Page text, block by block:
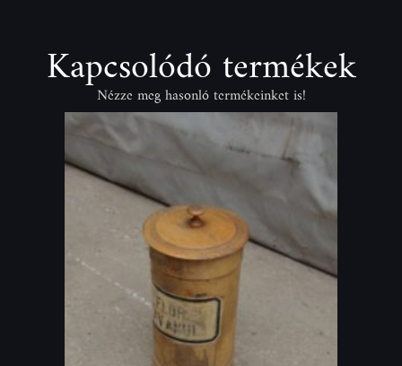
Kapcsolódó termékek
Nézze meg hasonló termékeinket is!